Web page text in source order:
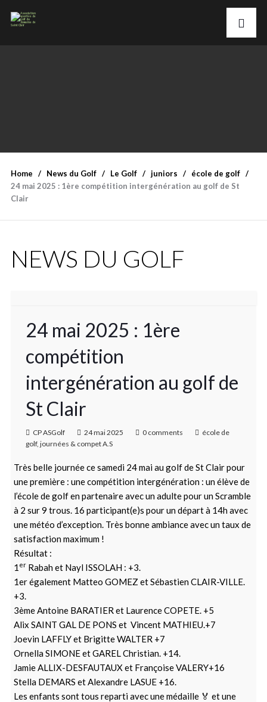
Home News du Golf Le Golf juniors
école de golf
24 mai 2025 : 1ère compétition intergénération au golf de St
Clair
NEWS DU GOLF
24 mai 2025 : 1ère
compétition
intergénération au golf de
St Clair
CP ASGolf 24 mai 2025 0 comments
école de
golf, journées & compet A.S
Très belle journée ce samedi 24 mai au golf de St Clair pour
une première : une compétition intergénération : un élève de
l’école de golf en partenaire avec un adulte pour un Scramble
à 2 sur 9 trous. 16 participant(e)s pour un départ à 14h avec
une météo d’exception. Très bonne ambiance avec un taux de
satisfaction maximum !
Résultat :
1 erRabah et Nayl ISSOLAH : +3.
1er également Matteo GOMEZ et Sébastien CLAIR-VILLE.
+3.
3ème Antoine BARATIER et Laurence COPETE. +5
Alix SAINT GAL DE PONS et Vincent MATHIEU.+7
Joevin LAFFLY et Brigitte WALTER +7
Ornella SIMONE et GAREL Christian. +14.
Jamie ALLIX-DESFAUTAUX et Françoise VALERY+16
Stella DEMARS et Alexandre LASUE +16.
Les enfants sont tous reparti avec une médaille 🏅 et une